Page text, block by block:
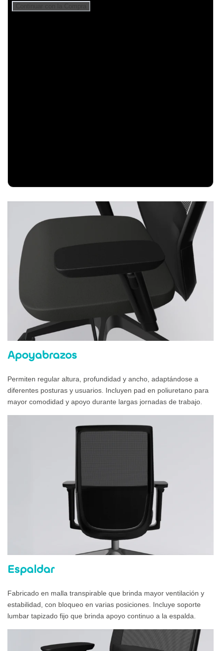
Apoyabrazos
Permiten regular altura, profundidad y ancho, adaptándose a
diferentes posturas y usuarios. Incluyen pad en poliuretano para
mayor comodidad y apoyo durante largas jornadas de trabajo.
Espaldar
Fabricado en malla transpirable que brinda mayor ventilación y
estabilidad, con bloqueo en varias posiciones. Incluye soporte
lumbar tapizado fijo que brinda apoyo continuo a la espalda.